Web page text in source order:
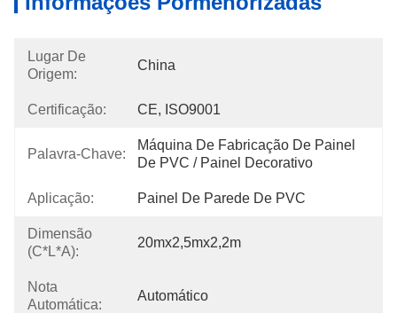
Lugar De
Origem:
China
Certificação: CE, ISO9001
Palavra-Chave:
Máquina De Fabricação De Painel
De PVC / Painel Decorativo
Aplicação: Painel De Parede De PVC
Dimensão
(C*L*A):
20mx2,5mx2,2m
Nota
Automática:
Automático